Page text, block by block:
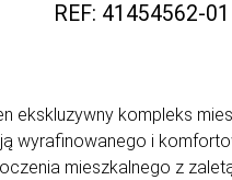
REF: 41454562-01
ekskluzywny kompleks
wyrafinowanego i
mieszkalnego z